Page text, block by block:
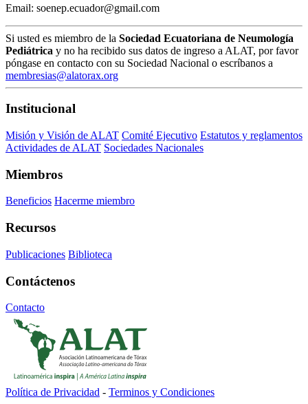
Email: soenep.ecuador@gmail.com
Si usted es miembro de la Sociedad Ecuatoriana de Neumología
Pediátrica y no ha recibido sus datos de ingreso a ALAT, por favor
póngase en contacto con su Sociedad Nacional o escríbanos a
membresias@alatorax.org
Institucional
Misión y Visión de ALAT Comité Ejecutivo Estatutos y reglamentos
Actividades de ALAT Sociedades Nacionales
Miembros
Beneficios Hacerme miembro
Recursos
Publicaciones Biblioteca
Contáctenos
Contacto
Política de Privacidad - Terminos y Condiciones